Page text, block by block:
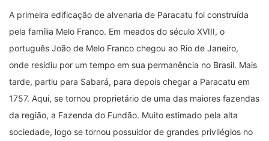
A primeira edificação de alvenaria de Paracatu foi construída
pela família Melo Franco. Em meados do século XVIII, o
português João de Melo Franco chegou ao Rio de Janeiro,
onde residiu por um tempo em sua permanência no Brasil. Mais
tarde, partiu para Sabará, para depois chegar a Paracatu em
1757. Aqui, se tornou proprietário de uma das maiores fazendas
da região, a Fazenda do Fundão. Muito estimado pela alta
sociedade, logo se tornou possuidor de grandes privilégios no